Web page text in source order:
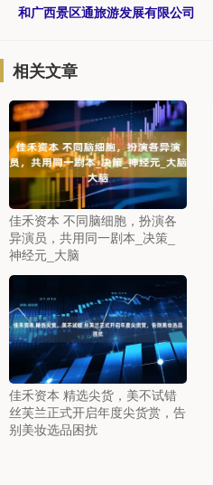
和广西景区通旅游发展有限公司
相关文章
佳禾资本 不同脑细胞，扮演各
异演员，共用同一剧本_决策_
神经元_大脑
佳禾资本 精选尖货，美不试错
丝芙兰正式开启年度尖货赏，告
别美妆选品困扰